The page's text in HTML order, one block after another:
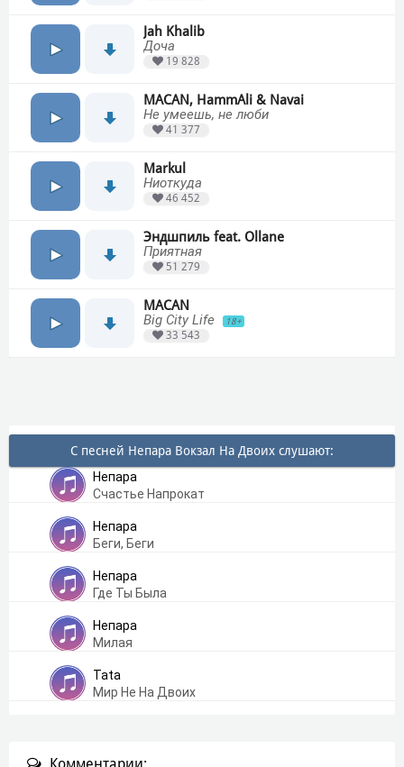
Jah Khalib
Доча
19 828
MACAN, HammAli & Navai
Не умеешь, не люби
41 377
Markul
Ниоткуда
46 452
Эндшпиль feat. Ollane
Приятная
51 279
MACAN
Big City Life
18+
33 543
С песней Непара Вокзал На Двоих слушают:
Непара
Счастье Напрокат
Непара
Беги, Беги
Непара
Где Ты Была
Непара
Милая
Tata
Мир Не На Двоих